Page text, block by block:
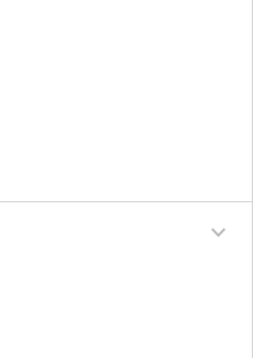
expand_more